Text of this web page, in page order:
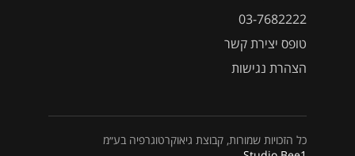
03-7682222
טופס יצירת קשר
הצהרת נגישות
כל הזכויות שמורות, קבוצת גיאוקרטוגרפיה בע״מ